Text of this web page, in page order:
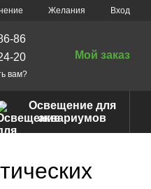
Желания Вход
86
20
вам?
Мой заказ
Освещение для
аквариумов